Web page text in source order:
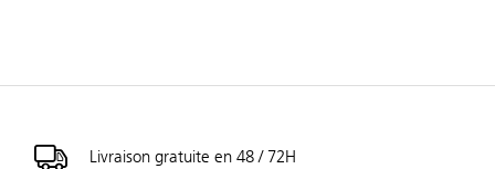
Livraison gratuite en 48 / 72H